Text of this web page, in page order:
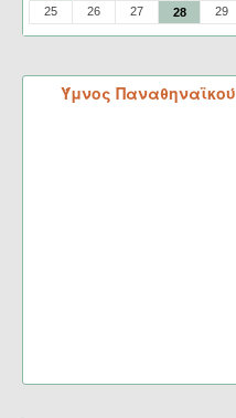
25
26 27 28 29
Ύμνος Παναθηναϊκού